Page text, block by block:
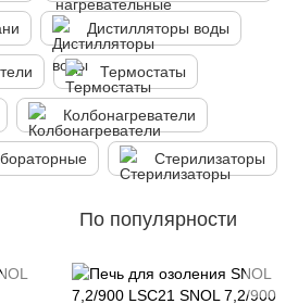
Дистилляторы воды
Термостаты
Колбонагреватели
Стерилизаторы
По популярности